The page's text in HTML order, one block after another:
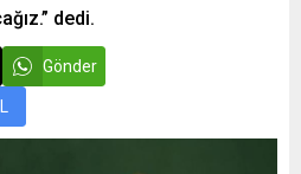
dedi.
Gönder